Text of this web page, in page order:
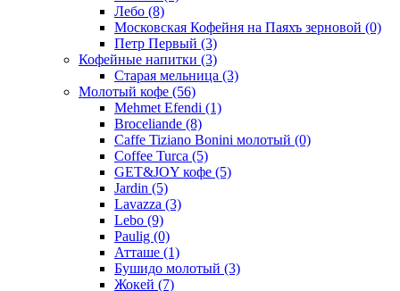
Лебо (8)
Московская Кофейня на Паяхъ зерновой (0)
Петр Первый (3)
Кофейные напитки (3)
Старая мельница (3)
Молотый кофе (56)
Mehmet Efendi (1)
Broceliande (8)
Caffe Tiziano Bonini молотый (0)
Coffee Turca (5)
GET&JOY кофе (5)
Jardin (5)
Lavazza (3)
Lebo (9)
Paulig (0)
Атташе (1)
Бушидо молотый (3)
Жокей (7)